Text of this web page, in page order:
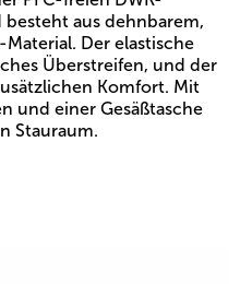
aus dehnbarem,
Der elastische
Überstreifen, und der
Komfort. Mit
und einer Gesäßtasche
Stauraum.